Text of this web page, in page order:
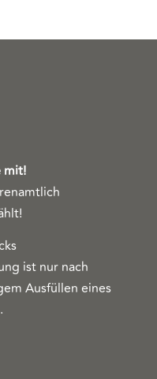
mit!
ist nur nach
Ausfüllen eines